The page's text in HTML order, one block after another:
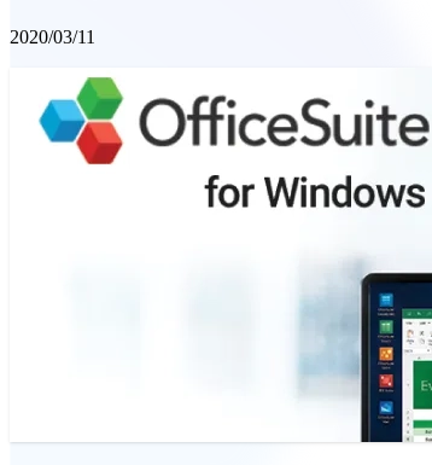
2020/03/11